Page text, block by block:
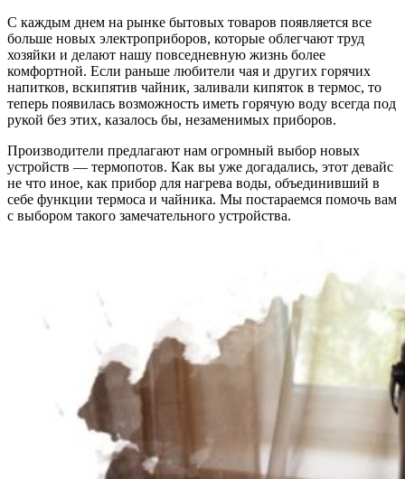
С каждым днем на рынке бытовых товаров появляется все
больше новых электроприборов, которые облегчают труд
хозяйки и делают нашу повседневную жизнь более
комфортной. Если раньше любители чая и других горячих
напитков, вскипятив чайник, заливали кипяток в термос, то
теперь появилась возможность иметь горячую воду всегда под
рукой без этих, казалось бы, незаменимых приборов.
Производители предлагают нам огромный выбор новых
устройств — термопотов. Как вы уже догадались, этот девайс
не что иное, как прибор для нагрева воды, объединивший в
себе функции термоса и чайника. Мы постараемся помочь вам
с выбором такого замечательного устройства.